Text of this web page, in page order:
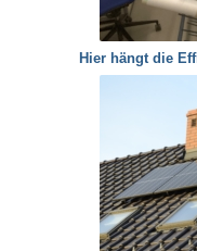
Hier hängt die